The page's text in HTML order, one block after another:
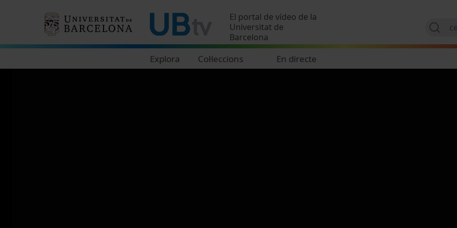
El portal de vídeo de la
Universitat de
Barcelona
Explora Col·leccions En directe